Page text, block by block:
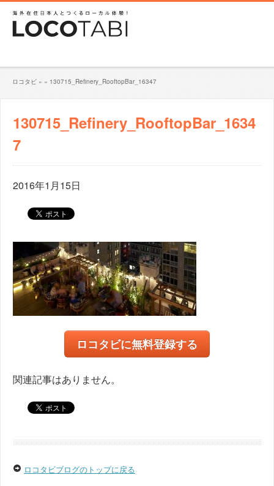
ロコタビ » » 130715_Refinery_RooftopBar_16347
130715_Refinery_RooftopBar_1634
7
2016年1月15日
ロコタビに無料登録する
関連記事はありません。
ロコタビブログのトップに戻る